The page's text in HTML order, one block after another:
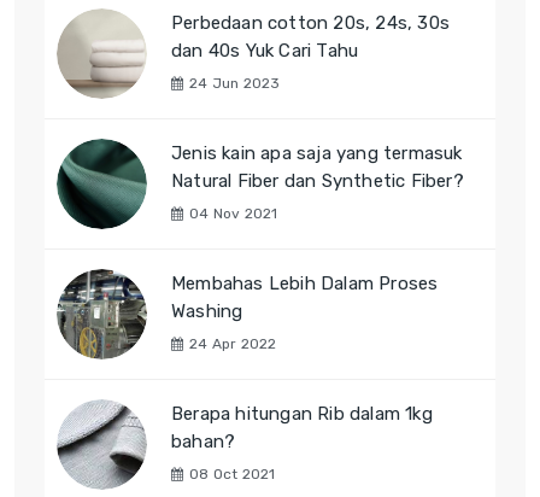
Perbedaan cotton 20s, 24s, 30s
dan 40s Yuk Cari Tahu
24 Jun 2023
Jenis kain apa saja yang termasuk
Natural Fiber dan Synthetic Fiber?
04 Nov 2021
Membahas Lebih Dalam Proses
Washing
24 Apr 2022
Berapa hitungan Rib dalam 1kg
bahan?
08 Oct 2021